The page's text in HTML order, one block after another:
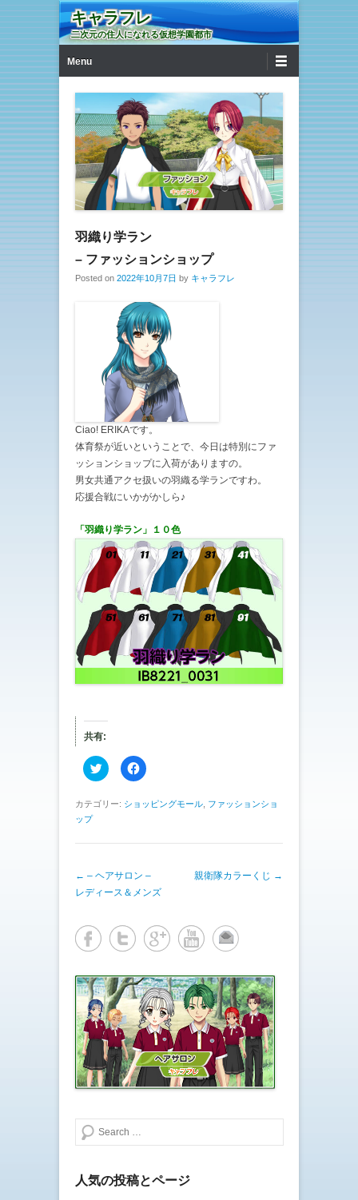
キャラフレ
二次元の住人になれる仮想学園都市
Menu
羽織り学ラン
– ファッションショップ
Posted on 2022年10月7日 by キャラフレ
Ciao! ERIKAです。
体育祭が近いということで、今日は特別にファ
ッションショップに入荷がありますの。
男女共通アクセ扱いの羽織る学ランですわ。
応援合戦にいかがかしら♪
「羽織り学ラン 」１０色
共有:
ク
リ
し
i
e
r
で
新
し
い
ン
ド
ウ
で
開
き
ま
す
)
F
a
b
で
す
る
に
は
ッ
ク
し
だ
さ
い
(
新
し
い
ウ
ィ
ン
ド
ウ
で
ま
カテゴリー: ショッピングモール ファッションショ
ップ
投稿ナビゲーション
← – ヘアサロン –
レディース＆メンズ
親衛隊カラーくじ →
検索する
人気の投稿とページ